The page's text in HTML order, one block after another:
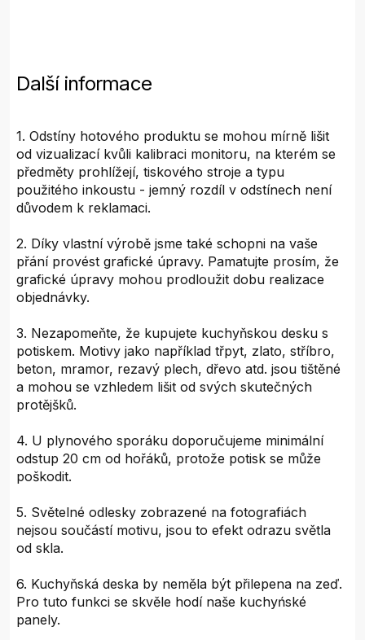
Další informace
1. Odstíny hotového produktu se mohou mírně lišit
od vizualizací kvůli kalibraci monitoru, na kterém se
předměty prohlížejí, tiskového stroje a typu
použitého inkoustu - jemný rozdíl v odstínech není
důvodem k reklamaci.
2. Díky vlastní výrobě jsme také schopni na vaše
přání provést grafické úpravy. Pamatujte prosím, že
grafické úpravy mohou prodloužit dobu realizace
objednávky.
3. Nezapomeňte, že kupujete kuchyňskou desku s
potiskem. Motivy jako například třpyt, zlato, stříbro,
beton, mramor, rezavý plech, dřevo atd. jsou tištěné
a mohou se vzhledem lišit od svých skutečných
protějšků.
4. U plynového sporáku doporučujeme minimální
odstup 20 cm od hořáků, protože potisk se může
poškodit.
5. Světelné odlesky zobrazené na fotografiách
nejsou součástí motivu, jsou to efekt odrazu světla
od skla.
6. Kuchyňská deska by neměla být přilepena na zeď.
Pro tuto funkci se skvěle hodí naše kuchyńské
panely.